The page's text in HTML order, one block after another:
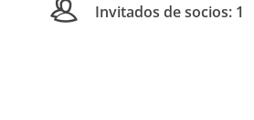
Invitados de socios: 1